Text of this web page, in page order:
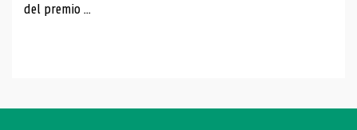
del premio ...